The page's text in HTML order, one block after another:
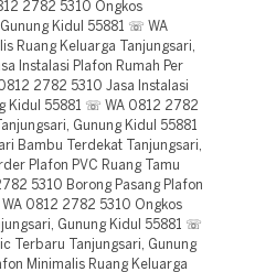
2782 5310 Ongkos
Kidul 55881 ☏ WA
Ruang Keluarga Tanjungsari,
Instalasi Plafon Rumah Per
2782 5310 Jasa Instalasi
Kidul 55881 ☏ WA 0812 2782
Gunung Kidul 55881
Bambu Terdekat Tanjungsari,
Plafon PVC Ruang Tamu
5310 Borong Pasang Plafon
0812 2782 5310 Ongkos
Gunung Kidul 55881 ☏
Terbaru Tanjungsari, Gunung
Minimalis Ruang Keluarga